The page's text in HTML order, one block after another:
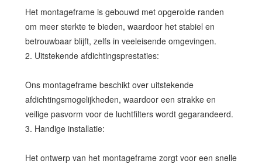
Het montageframe is gebouwd met opgerolde randen
om meer sterkte te bieden, waardoor het stabiel en
betrouwbaar blijft, zelfs in veeleisende omgevingen.
2. Uitstekende afdichtingsprestaties:
Ons montageframe beschikt over uitstekende
afdichtingsmogelijkheden, waardoor een strakke en
veilige pasvorm voor de luchtfilters wordt gegarandeerd.
3. Handige installatie:
Het ontwerp van het montageframe zorgt voor een snelle